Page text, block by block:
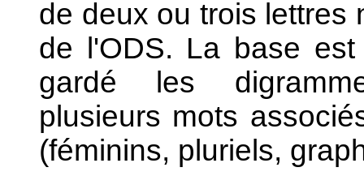
de deux ou trois lettres
de l'ODS. La base
gardé les
plusieurs mots
(féminins, pluriels,